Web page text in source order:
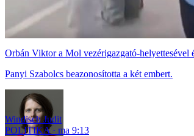
Orbán Viktor a Mol vezérigazgató-helyettesével
Panyi Szabolcs beazonosította a két embert.
Windisch Judit
POLITIKA
ma 9:13